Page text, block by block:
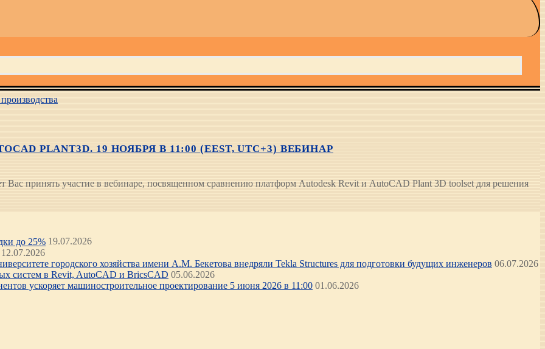
PLANT3D. 19 НОЯБРЯ В 11:00 (EEST, UTC+3) ВЕБИНАР
принять участие в вебинаре, посвященном сравнению платформ Autodesk Revit и AutoCAD Plant 3D toolset для решения
до 25% 19.07.2026
12.07.2026
городского хозяйства имени А.М. Бекетова внедряли Tekla Structures для подготовки будущих инженеров 06.07.2026
систем в Revit, AutoCAD и BricsCAD 05.06.2026
ускоряет машиностроительное проектирование 5 июня 2026 в 11:00 01.06.2026